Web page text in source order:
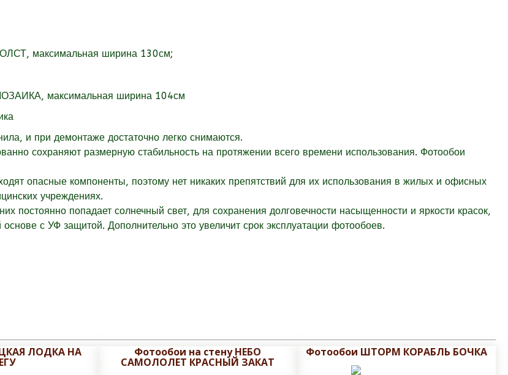
максимальная ширина 130см;
максимальная ширина 104см
и при демонтаже достаточно легко снимаются.
сохраняют размерную стабильность на протяжении всего времени использования. Фотообои
опасные компоненты, поэтому нет никаких препятствий для их использования в жилых и офисных
учреждениях.
постоянно попадает солнечный свет, для сохранения долговечности насыщенности и яркости красок,
с УФ защитой. Дополнительно это увеличит срок эксплуатации фотообоев.
ЛОДКА НА Фотообои на стену НЕБО
САМОЛОЛЕТ КРАСНЫЙ ЗАКАТ
Фотообои ШТОРМ КОРАБЛЬ БОЧКА